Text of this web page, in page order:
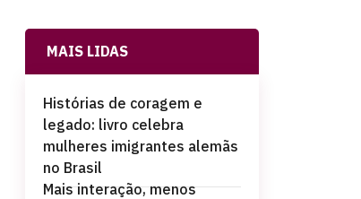
MAIS LIDAS
Histórias de coragem e
legado: livro celebra
mulheres imigrantes alemãs
no Brasil
Mais interação, menos